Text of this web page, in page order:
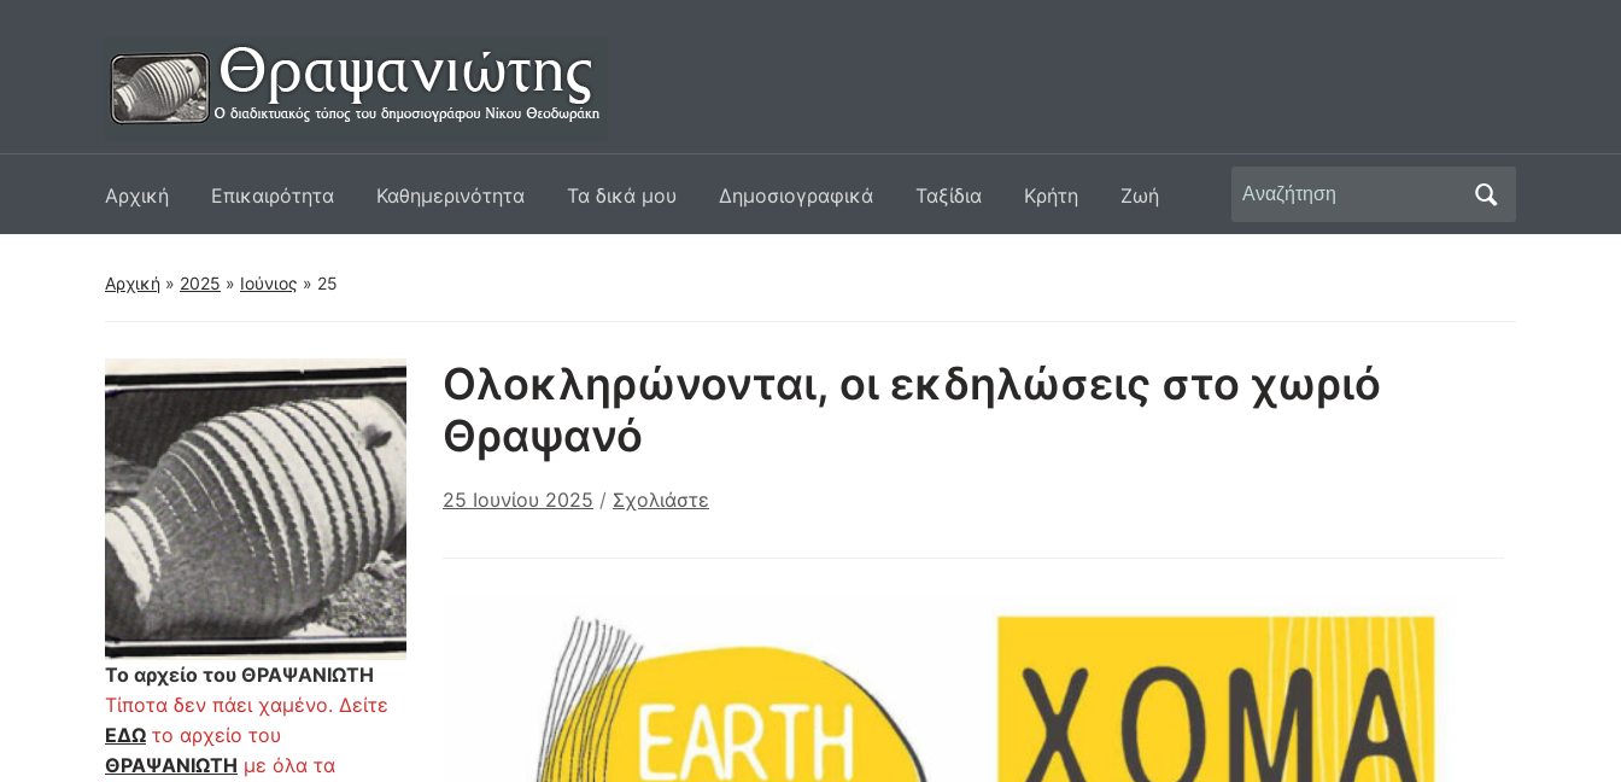
Αρχική Επικαιρότητα Καθημερινότητα Τα δικά μου Δημοσιογραφικά Ταξίδια Κρήτη Ζωή
Αναζήτηση
Αρχική » 2025 » Ιούνιος » 25
Το αρχείο του ΘΡΑΨΑΝΙΩΤΗ
Τίποτα δεν πάει χαμένο. Δείτε
ΕΔΩ το αρχείο του
ΘΡΑΨΑΝΙΩΤΗ με όλα τα
Ολοκληρώνονται, οι εκδηλώσεις στο χωριό
Θραψανό
25 Ιουνίου 2025 / Σχολιάστε